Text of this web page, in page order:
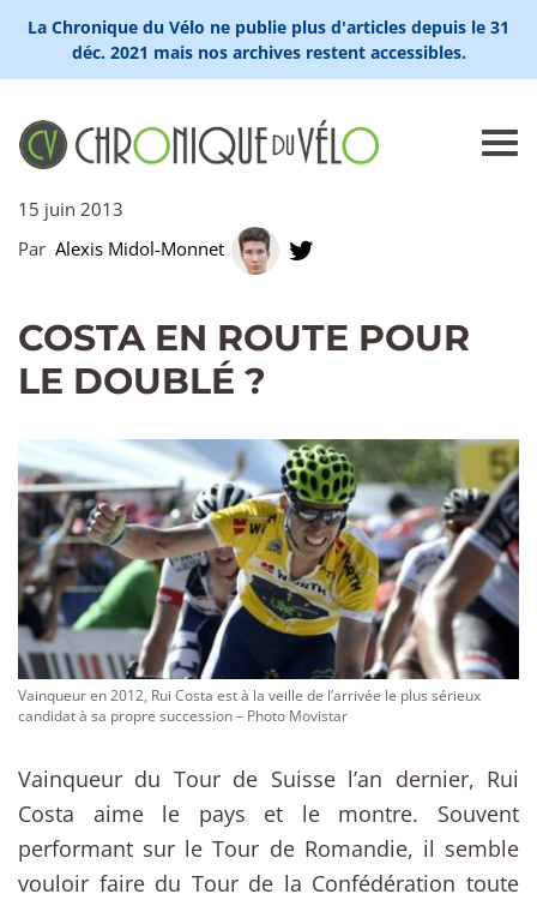
La Chronique du Vélo ne publie plus d'articles depuis le 31
déc. 2021 mais nos archives restent accessibles.
15 juin 2013
Par Alexis Midol-Monnet
COSTA EN ROUTE POUR
LE DOUBLÉ ?
Vainqueur en 2012, Rui Costa est à la veille de l’arrivée le plus sérieux
candidat à sa propre succession – Photo Movistar
Vainqueur du Tour de Suisse l’an dernier, Rui
Costa aime le pays et le montre. Souvent
performant sur le Tour de Romandie, il semble
vouloir faire du Tour de la Confédération toute